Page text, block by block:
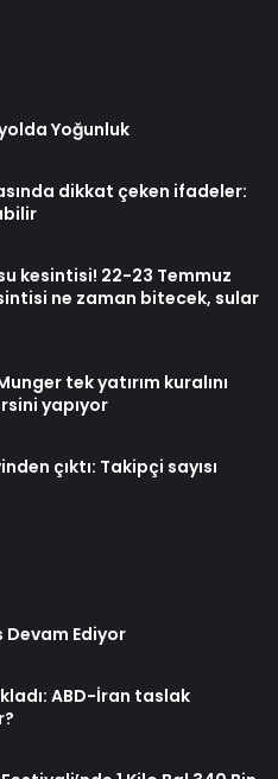
Yoğunluk
dikkat çeken ifadeler:
su kesintisi! 22-23 Temmuz
ne zaman bitecek, sular
tek yatırım kuralını
yapıyor
çıktı: Takipçi sayısı
Devam Ediyor
ABD-İran taslak